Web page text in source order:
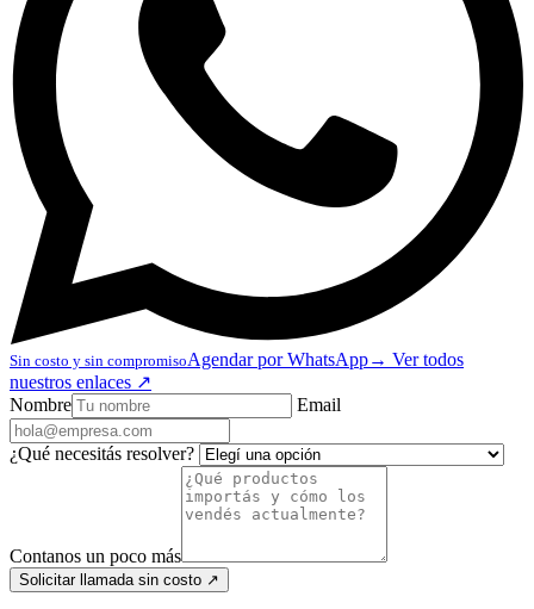
Sin costo y sin compromisoAgendar por WhatsApp→ Ver todos
nuestros enlaces ↗
Nombre
Email
¿Qué necesitás resolver?
Contanos un poco más
Solicitar llamada sin costo ↗